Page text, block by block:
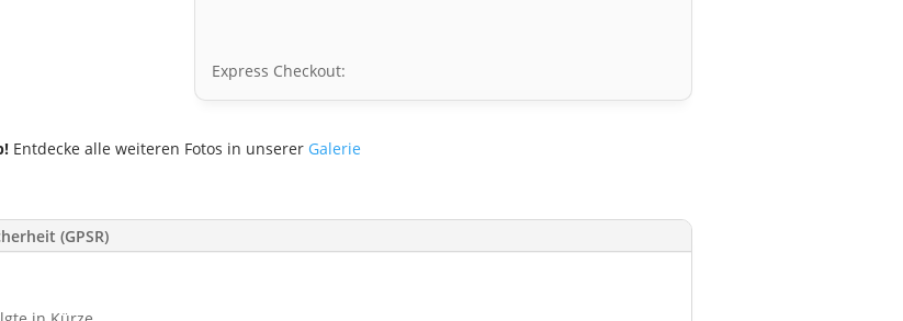
Express Checkout:
Entdecke alle weiteren Fotos in unserer Galerie
(GPSR)